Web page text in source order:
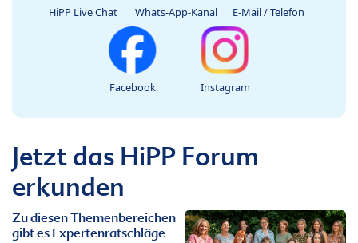
HiPP Live Chat Whats-App-Kanal E-Mail / Telefon
Facebook Instagram
Jetzt das HiPP Forum
erkunden
Zu diesen Themenbereichen
gibt es Expertenratschläge